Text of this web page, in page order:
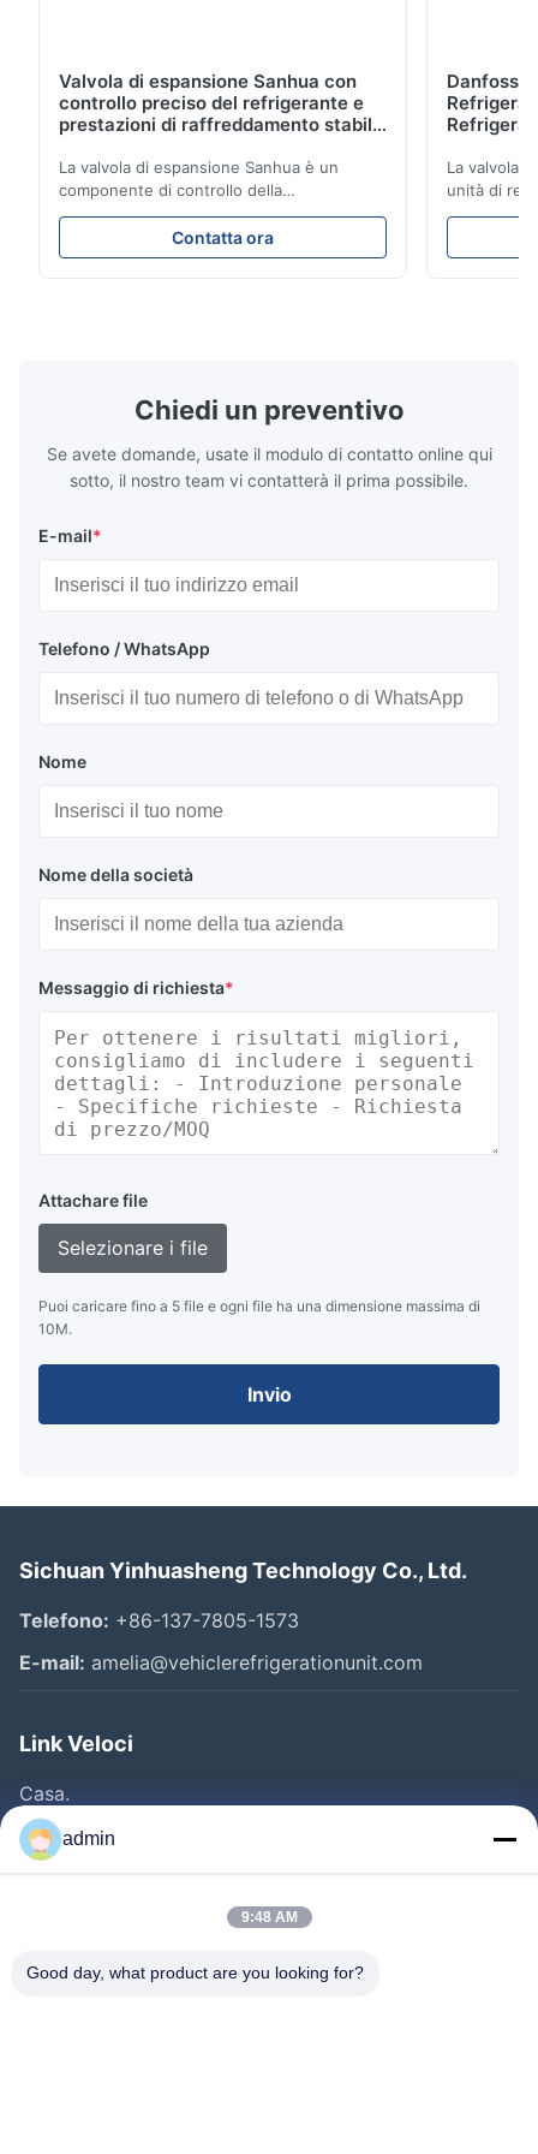
Valvola di espansione Sanhua con
controllo preciso del refrigerante e
prestazioni di raffreddamento stabili
La valvola di espansione Sanhua è un
componente di controllo della
refrigerazione ad alte prestazioni
progettato per unità di refrigerazione di
camion, furgoni refrigerati e sistemi di
Contatta ora
Danfoss
La valvola
unità di
con
stabili ed
Chiedi un preventivo
Se avete domande, usate il modulo di contatto online qui
sotto, il nostro team vi contatterà il prima possibile.
E-mail*
Telefono / WhatsApp
Nome
Nome della società
Messaggio di richiesta*
Attachare file
Selezionare i file
Puoi caricare fino a 5 file e ogni file ha una dimensione massima di
10M.
Invio
Sichuan Yinhuasheng Technology Co., Ltd.
Telefono: +86-137-7805-1573
E-mail: amelia@vehiclerefrigerationunit.com
Link Veloci
Casa.
Prodotti
Video
Visita Alla Fabbrica
admin
9:48 AM
Good day, what product are you looking for?